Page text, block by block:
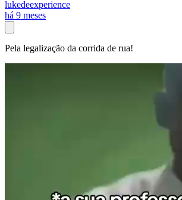
lukedeexperience
há 9 meses
Pela legalização da corrida de rua!